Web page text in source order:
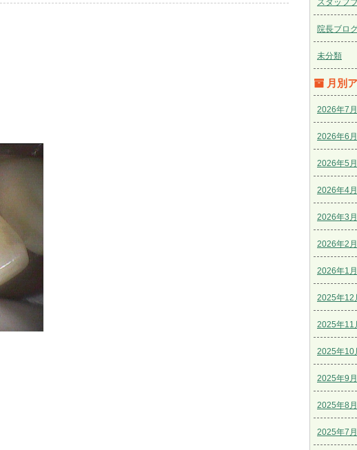
院長ブロ
未分類
月別
2026年7月
2026年6月
2026年5月
2026年4月
2026年3月
2026年2月
2026年1月
2025年12
2025年11
2025年10
2025年9月
2025年8月
2025年7月